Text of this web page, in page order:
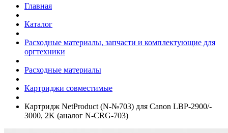
Главная
Каталог
Расходные материалы, запчасти и комплектующие для
оргтехники
Расходные материалы
Картриджи совместимые
Картридж NetProduct (N-№703) для Canon LBP-2900/­
3000, 2K (аналог N-CRG-703)